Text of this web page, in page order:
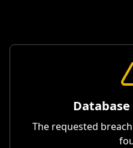
The requested